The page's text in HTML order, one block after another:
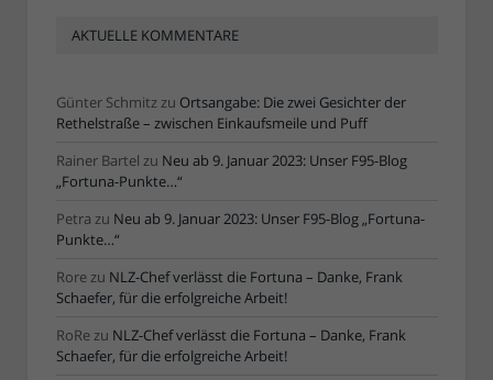
AKTUELLE KOMMENTARE
Günter Schmitzzu Ortsangabe: Die zwei Gesichter der
Rethelstraße – zwischen Einkaufsmeile und Puff
Rainer Bartel zu Neu ab 9. Januar 2023: Unser F95-Blog
„Fortuna-Punkte…“
Petra zu Neu ab 9. Januar 2023: Unser F95-Blog „Fortuna-
Punkte…“
Rorezu NLZ-Chef verlässt die Fortuna – Danke, Frank
Schaefer, für die erfolgreiche Arbeit!
RoRezu NLZ-Chef verlässt die Fortuna – Danke, Frank
Schaefer, für die erfolgreiche Arbeit!